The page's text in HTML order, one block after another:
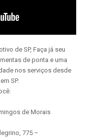
de SP, Faça já seu
de ponta e uma
nos serviços desde
SP.
de Morais
775 –